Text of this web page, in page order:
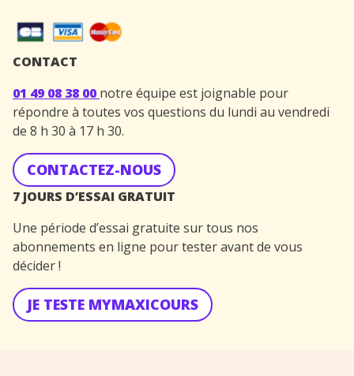
CONTACT
01 49 08 38 00 notre équipe est joignable pour
répondre à toutes vos questions du lundi au vendredi
de 8 h 30 à 17 h 30.
CONTACTEZ-NOUS
7 JOURS D’ESSAI GRATUIT
Une période d’essai gratuite sur tous nos
abonnements en ligne pour tester avant de vous
décider !
JE TESTE MYMAXICOURS